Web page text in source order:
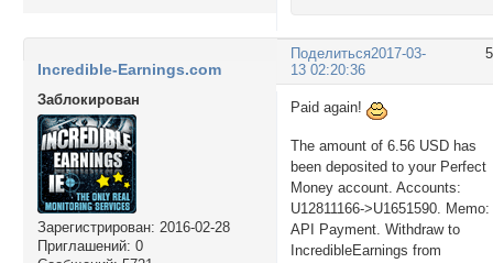
Поделиться2017-03-
13 02:20:36
Incredible-Earnings.com
Заблокирован
Зарегистрирован: 2016-02-28
Приглашений: 0
Paid again!
The amount of 6.56 USD has
been deposited to your Perfect
Money account. Accounts:
U12811166->U1651590. Memo:
API Payment. Withdraw to
IncredibleEarnings from